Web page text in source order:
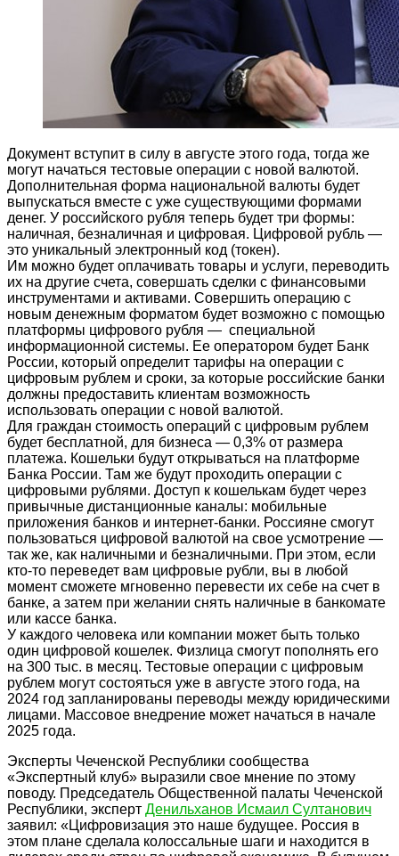
Документ вступит в силу в августе этого года, тогда же
могут начаться тестовые операции с новой валютой.
Дополнительная форма национальной валюты будет
выпускаться вместе с уже существующими формами
денег. У российского рубля теперь будет три формы:
наличная, безналичная и цифровая. Цифровой рубль —
это уникальный электронный код (токен).
Им можно будет оплачивать товары и услуги, переводить
их на другие счета, совершать сделки с финансовыми
инструментами и активами. Совершить операцию с
новым денежным форматом будет возможно с помощью
платформы цифрового рубля — специальной
информационной системы. Ее оператором будет Банк
России, который определит тарифы на операции с
цифровым рублем и сроки, за которые российские банки
должны предоставить клиентам возможность
использовать операции с новой валютой.
Для граждан стоимость операций с цифровым рублем
будет бесплатной, для бизнеса — 0,3% от размера
платежа. Кошельки будут открываться на платформе
Банка России. Там же будут проходить операции с
цифровыми рублями. Доступ к кошелькам будет через
привычные дистанционные каналы: мобильные
приложения банков и интернет-банки. Россияне смогут
пользоваться цифровой валютой на свое усмотрение —
так же, как наличными и безналичными. При этом, если
кто-то переведет вам цифровые рубли, вы в любой
момент сможете мгновенно перевести их себе на счет в
банке, а затем при желании снять наличные в банкомате
или кассе банка.
У каждого человека или компании может быть только
один цифровой кошелек. Физлица смогут пополнять его
на 300 тыс. в месяц. Тестовые операции с цифровым
рублем могут состояться уже в августе этого года, на
2024 год запланированы переводы между юридическими
лицами. Массовое внедрение может начаться в начале
2025 года.
Эксперты Чеченской Республики сообщества
«Экспертный клуб» выразили свое мнение по этому
поводу. Председатель Общественной палаты Чеченской
Республики, эксперт Денильханов Исмаил Султанович
заявил: «Цифровизация это наше будущее. Россия в
этом плане сделала колоссальные шаги и находится в